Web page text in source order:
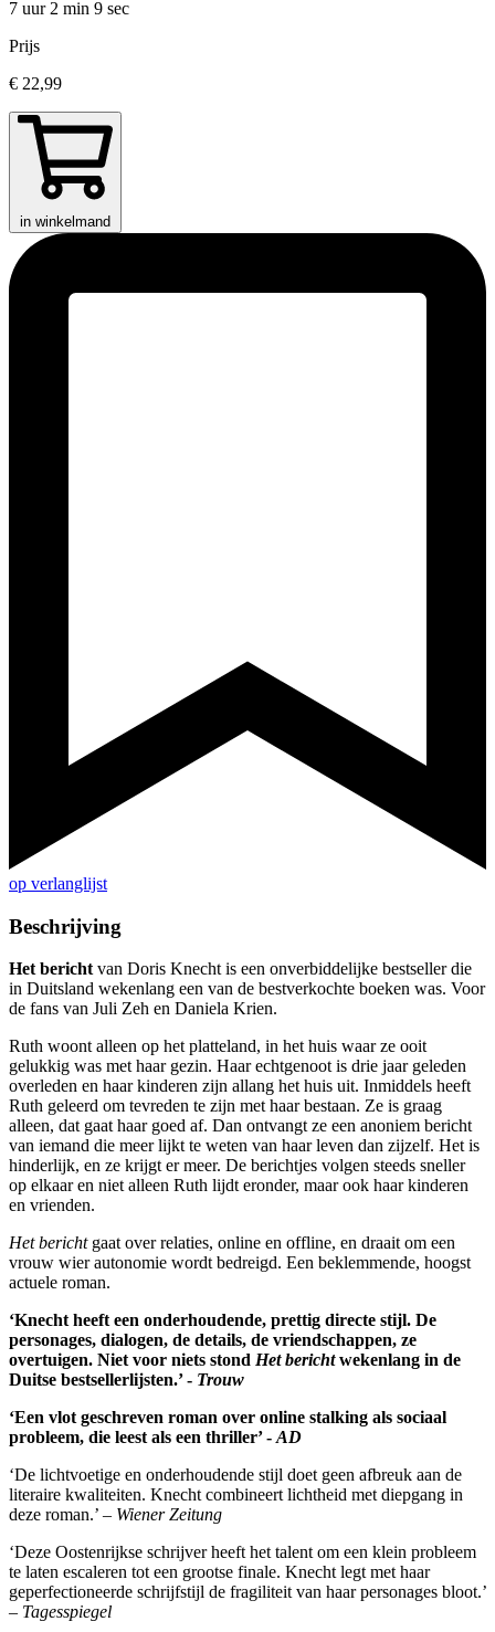
7 uur 2 min 9 sec
Prijs
€ 22,99
in winkelmand
op verlanglijst
Beschrijving
Het berichtvan Doris Knecht is een onverbiddelijke bestseller die
in Duitsland wekenlang een van de bestverkochte boeken was. Voor
de fans van Juli Zeh en Daniela Krien.
Ruth woont alleen op het platteland, in het huis waar ze ooit
gelukkig was met haar gezin. Haar echtgenoot is drie jaar geleden
overleden en haar kinderen zijn allang het huis uit. Inmiddels heeft
Ruth geleerd om tevreden te zijn met haar bestaan. Ze is graag
alleen, dat gaat haar goed af. Dan ontvangt ze een anoniem bericht
van iemand die meer lijkt te weten van haar leven dan zijzelf. Het is
hinderlijk, en ze krijgt er meer. De berichtjes volgen steeds sneller
op elkaar en niet alleen Ruth lijdt eronder, maar ook haar kinderen
en vrienden.
Het bericht gaat over relaties, online en offline, en draait om een
vrouw wier autonomie wordt bedreigd. Een beklemmende, hoogst
actuele roman.
‘Knecht heeft een onderhoudende, prettig directe stijl. De
personages, dialogen, de details, de vriendschappen, ze
overtuigen. Niet voor niets stond Het berichtwekenlang in de
Duitse bestsellerlijsten.’ - Trouw
‘Een vlot geschreven roman over online stalking als sociaal
probleem, die leest als een thriller’ -AD
‘De lichtvoetige en onderhoudende stijl doet geen afbreuk aan de
literaire kwaliteiten. Knecht combineert lichtheid met diepgang in
deze roman.’ – Wiener Zeitung
‘Deze Oostenrijkse schrijver heeft het talent om een klein probleem
te laten escaleren tot een grootse finale. Knecht legt met haar
geperfectioneerde schrijfstijl de fragiliteit van haar personages bloot.’
– Tagesspiegel